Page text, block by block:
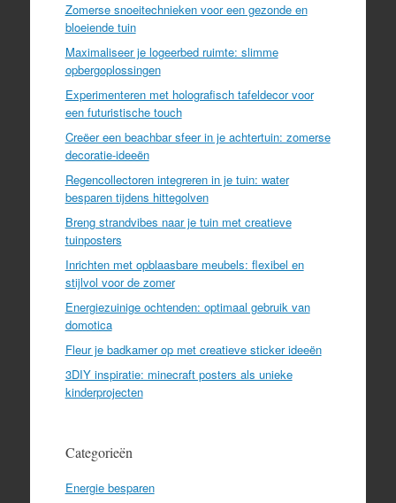
Zomerse snoeitechnieken voor een gezonde en
bloeiende tuin
Maximaliseer je logeerbed ruimte: slimme
opbergoplossingen
Experimenteren met holografisch tafeldecor voor
een futuristische touch
Creëer een beachbar sfeer in je achtertuin: zomerse
decoratie-ideeën
Regencollectoren integreren in je tuin: water
besparen tijdens hittegolven
Breng strandvibes naar je tuin met creatieve
tuinposters
Inrichten met opblaasbare meubels: flexibel en
stijlvol voor de zomer
Energiezuinige ochtenden: optimaal gebruik van
domotica
Fleur je badkamer op met creatieve sticker ideeën
3DIY inspiratie: minecraft posters als unieke
kinderprojecten
Categorieën
Energie besparen